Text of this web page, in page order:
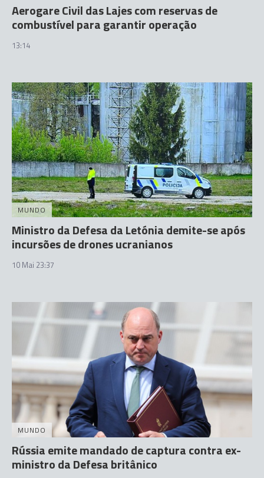
Aerogare Civil das Lajes com reservas de
combustível para garantir operação
13:14
MUNDO
Ministro da Defesa da Letónia demite-se após
incursões de drones ucranianos
10 Mai 23:37
MUNDO
Rússia emite mandado de captura contra ex-
ministro da Defesa britânico